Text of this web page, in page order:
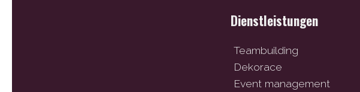
Dienstleistungen
Teambuilding
Dekorace
Event management